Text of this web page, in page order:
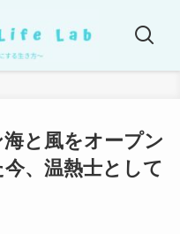
と風をオープン
、温熱士として